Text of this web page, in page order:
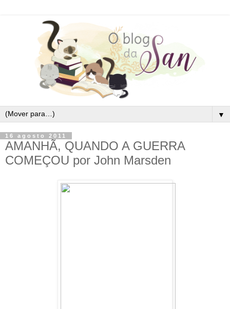
▼
16 agosto 2011
AMANHÃ, QUANDO A GUERRA
COMEÇOU por John Marsden